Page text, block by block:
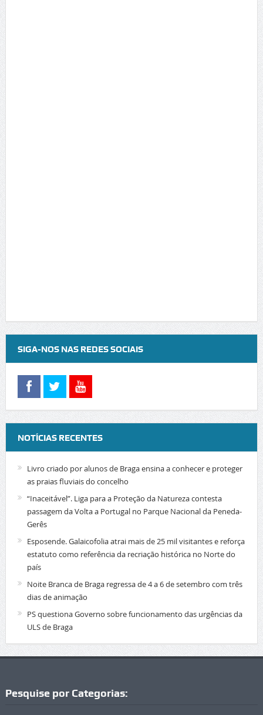
SIGA-NOS NAS REDES SOCIAIS
NOTÍCIAS RECENTES
Livro criado por alunos de Braga ensina a conhecer e proteger
as praias fluviais do concelho
“Inaceitável”. Liga para a Proteção da Natureza contesta
passagem da Volta a Portugal no Parque Nacional da Peneda-
Gerês
Esposende. Galaicofolia atrai mais de 25 mil visitantes e reforça
estatuto como referência da recriação histórica no Norte do
país
Noite Branca de Braga regressa de 4 a 6 de setembro com três
dias de animação
PS questiona Governo sobre funcionamento das urgências da
ULS de Braga
Pesquise por Categorias: